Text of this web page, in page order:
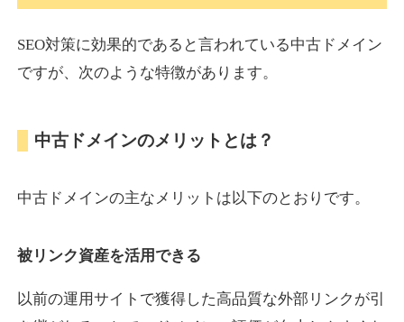
DA37 外部リンク数629 ドメイン年齢1年
10,800円 入札 0件
econopundit.com
外部リンク数 446
SEO対策に効果的であると言われている中古ドメイン
ですが、次のような特徴があります。
中古ドメインのメリットとは？
中古ドメインの主なメリットは以下のとおりです。
被リンク資産を活用できる
以前の運用サイトで獲得した高品質な外部リンクが引